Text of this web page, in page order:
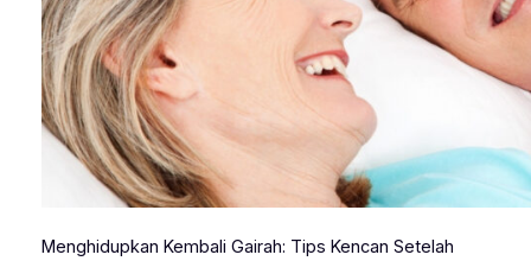
Menghidupkan Kembali Gairah: Tips Kencan Setelah